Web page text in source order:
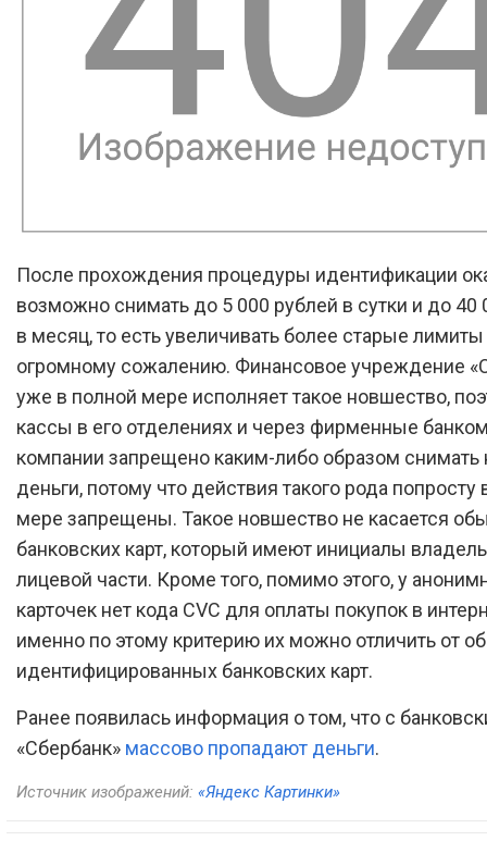
После прохождения процедуры идентификации
возможно снимать до 5 000 рублей в сутки и до 40
в месяц, то есть увеличивать более старые лимиты
огромному сожалению. Финансовое учреждение
уже в полной мере исполняет такое новшество,
кассы в его отделениях и через фирменные
компании запрещено каким-либо образом
деньги, потому что действия такого рода попросту
мере запрещены. Такое новшество не касается
банковских карт, который имеют инициалы
лицевой части. Кроме того, помимо этого, у
карточек нет кода CVC для оплаты покупок в
именно по этому критерию их можно отличить от
идентифицированных банковских карт.
Ранее появилась информация о том, что с
«Сбербанк» массово пропадают деньги.
Источник изображений: «Яндекс Картинки»